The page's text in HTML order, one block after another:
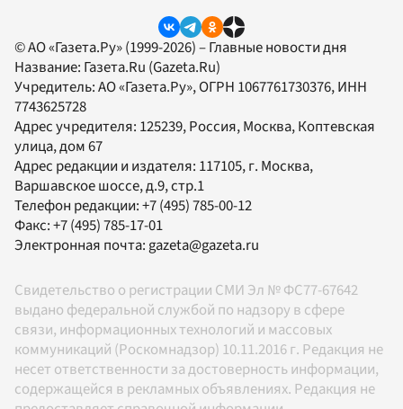
© АО «Газета.Ру» (1999-2026) – Главные новости дня
Название: Газета.Ru (Gazeta.Ru)
Учредитель:АО «Газета.Ру», ОГРН 1067761730376, ИНН
7743625728
Адрес учредителя: 125239, Россия, Москва, Коптевская
улица, дом 67
Адрес редакции и издателя: 117105, г. Москва,
Варшавское шоссе, д.9, стр.1
Телефон редакции:+7 (495) 785-00-12
Факс:+7 (495) 785-17-01
Электронная почта: gazeta@gazeta.ru
Свидетельство о регистрации СМИ Эл № ФС77-67642
выдано федеральной службой по надзору в сфере
связи, информационных технологий и массовых
коммуникаций (Роскомнадзор) 10.11.2016 г. Редакция не
несет ответственности за достоверность информации,
содержащейся в рекламных объявлениях. Редакция не